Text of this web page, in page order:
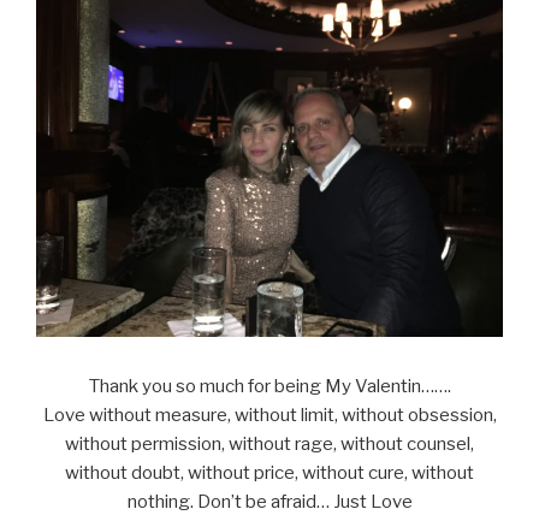
Thank you so much for being My Valentin…….
Love without measure, without limit, without obsession,
without permission, without rage, without counsel,
without doubt, without price, without cure, without
nothing. Don’t be afraid… Just Love